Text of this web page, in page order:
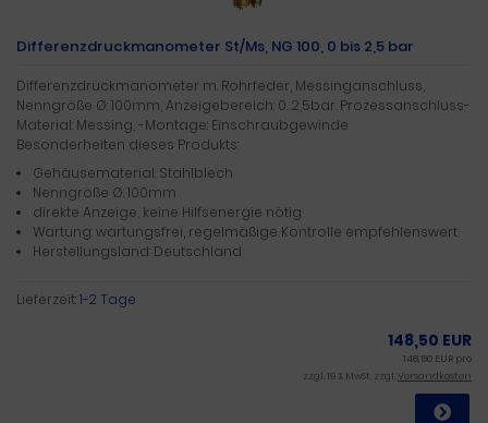
Differenzdruckmanometer St/Ms, NG 100, 0 bis 2,5 bar
Differenzdruckmanometer m. Rohrfeder, Messinganschluss,
Nenngröße Ø: 100mm, Anzeigebereich: 0…2,5bar. Prozessanschluss-
Material: Messing, -Montage: Einschraubgewinde
Besonderheiten dieses Produkts:
Gehäusematerial: Stahlblech
Nenngröße Ø: 100mm
direkte Anzeige, keine Hilfsenergie nötig
Wartung: wartungsfrei, regelmäßige Kontrolle empfehlenswert
Herstellungsland: Deutschland
Lieferzeit:1-2 Tage
148,50 EUR
148,50 EUR pro
zzgl. 19 % MwSt. zzgl.Versandkosten